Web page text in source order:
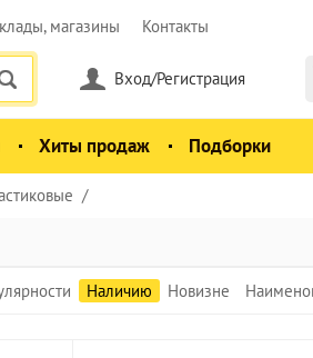
магазины Контакты
Вход/Регистрация
Хиты продаж Подборки
Наличию Новизне